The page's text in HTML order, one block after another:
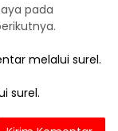
pada
melalui surel.
surel.